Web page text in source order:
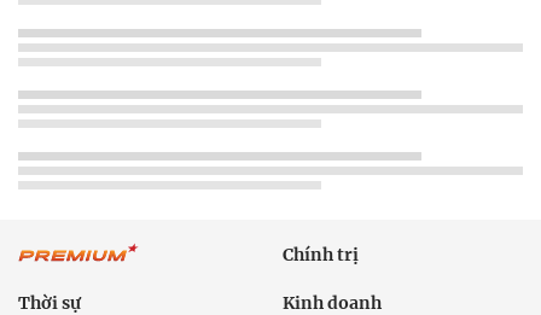
Chính trị
Thời sự Kinh doanh